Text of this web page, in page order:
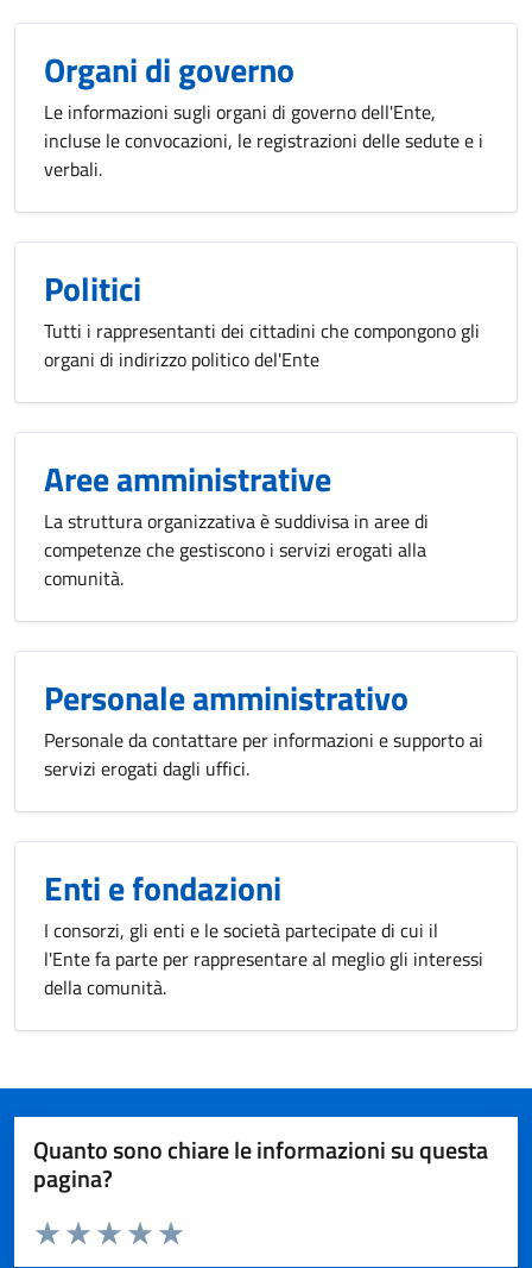
Organi di governo
Le informazioni sugli organi di governo dell'Ente,
incluse le convocazioni, le registrazioni delle sedute e i
verbali.
Politici
Tutti i rappresentanti dei cittadini che compongono gli
organi di indirizzo politico del'Ente
Aree amministrative
La struttura organizzativa è suddivisa in aree di
competenze che gestiscono i servizi erogati alla
comunità.
Personale amministrativo
Personale da contattare per informazioni e supporto ai
servizi erogati dagli uffici.
Enti e fondazioni
I consorzi, gli enti e le società partecipate di cui il
l'Ente fa parte per rappresentare al meglio gli interessi
della comunità.
Quanto sono chiare le informazioni su questa
pagina?
Valuta da 1 a 5 stelle la pagina
Valuta 5 stelle su 5
Valuta 4 stelle su 5
Valuta 3 stelle su 5
Valuta 2 stelle su 5
Valuta 1 stelle su 5